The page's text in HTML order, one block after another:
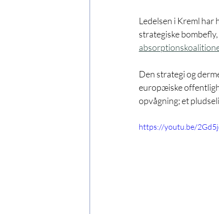
Ledelsen i Kreml har
strategiske
Den strategi og
europæiske
opvågning; et
https://youtu.be/